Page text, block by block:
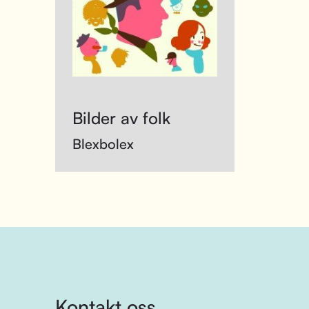
Bilder av folk
Blexbolex